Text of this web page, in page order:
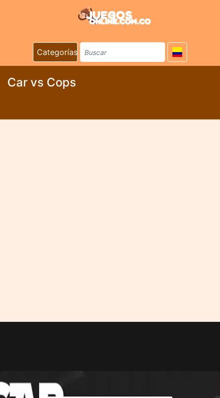
Categorías
Car vs Cops